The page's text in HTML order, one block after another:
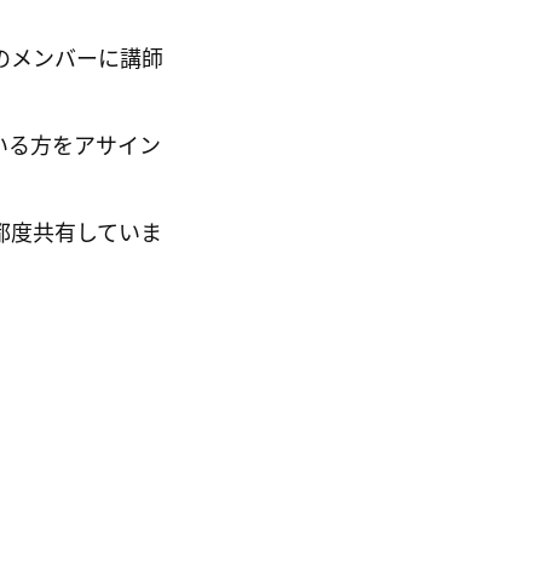
メンバーに講師
方をアサイン
共有していま